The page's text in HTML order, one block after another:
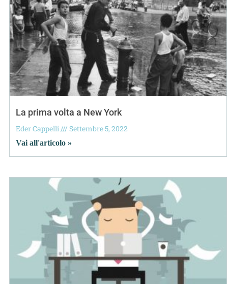
La prima volta a New York
Eder Cappelli Settembre 5, 2022
Vai all'articolo »